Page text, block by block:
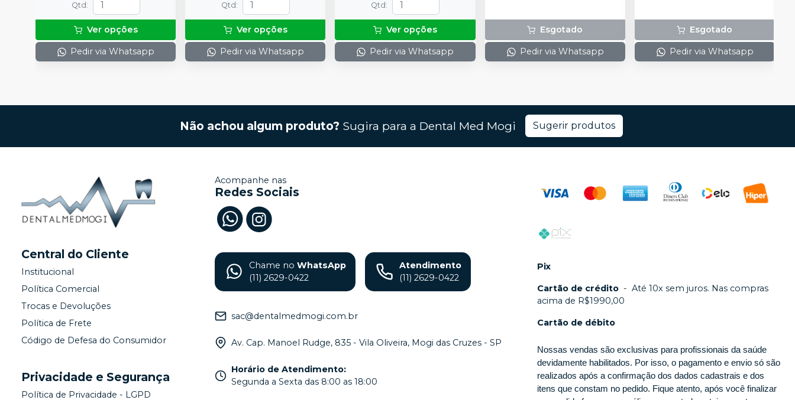
Qtd :
Ver opções
Pedir via Whatsapp
Qtd :
Ver opções
Pedir via Whatsapp
Qtd :
Ver opções
Pedir via Whatsapp
Esgotado
Pedir via Whatsapp
Esgotado
Pedir via Whatsapp
Não achou algum produto? Sugira para a Dental Med Mogi Sugerir produtos
Central do Cliente
Institucional
Política Comercial
Trocas e Devoluções
Política de Frete
Código de Defesa do Consumidor
Privacidade e Segurança
Política de Privacidade - LGPD
Acompanhe nas
Redes Sociais
Chame no WhatsApp
(11) 2629-0422
Atendimento
(11) 2629-0422
sac@dentalmedmogi.com.br
Av. Cap. Manoel Rudge, 835 - Vila Oliveira, Mogi das Cruzes - SP
Horário de Atendimento:
Segunda a Sexta das 8:00 as 18:00
Pix
Cartão de crédito - Até 10x sem juros. Nas compras
acima de R$1990,00
Cartão de débito
Nossas vendas são exclusivas para profissionais da saúde
devidamente habilitados. Por isso, o pagamento e envio só são
realizados após a confirmação dos dados cadastrais e dos
itens que constam no pedido. Fique atento, após você finalizar